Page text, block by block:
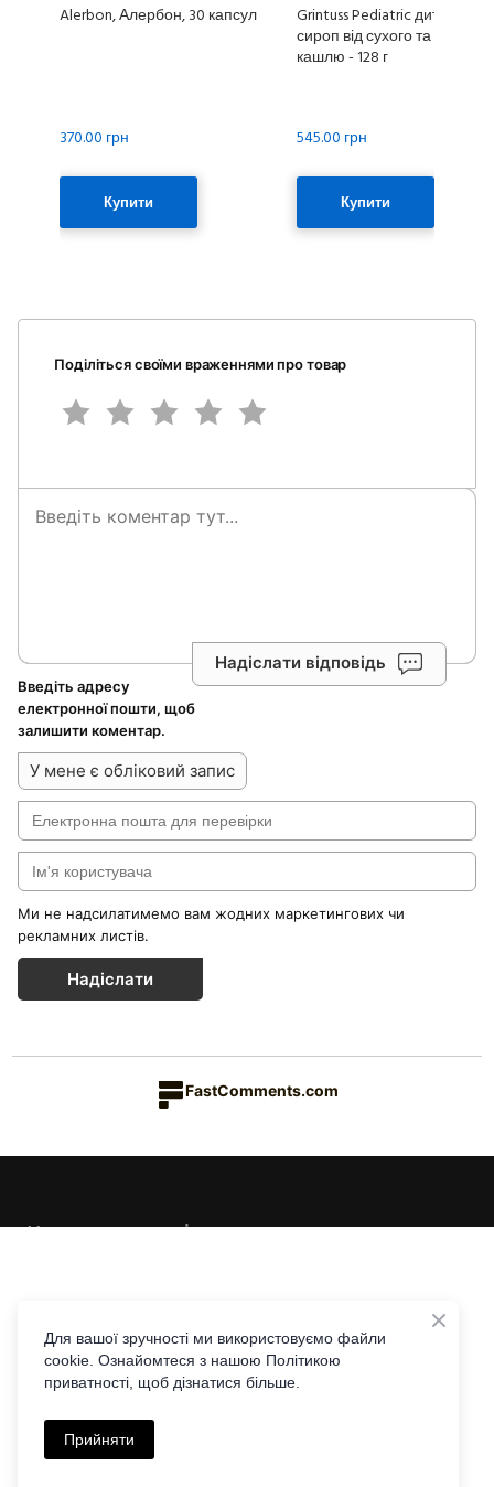
Alerbon, Алербон, 30 капсул
370.00 грн
Купити
Grintuss Pediatric дитячий
сироп від сухого та
кашлю - 128 г
545.00 грн
Купити
Поділіться своїми враженнями про товар
Надіслати відповідь
Введіть адресу
електронної пошти, щоб
залишити коментар.
У мене є обліковий запис
Ми не надсилатимемо вам жодних маркетингових чи
рекламних листів.
Надіслати
FastComments.com
Каталог товарів
Дім & Кухня
Доставка та оплата
Повернення та обмін
Політика приватності
Контакти
|
+38 097 441 44 77
Для вашої зручності ми використовуємо файли
cookie. Ознайомтеся з нашою Політикою
приватності, щоб дізнатися більше.
Прийняти